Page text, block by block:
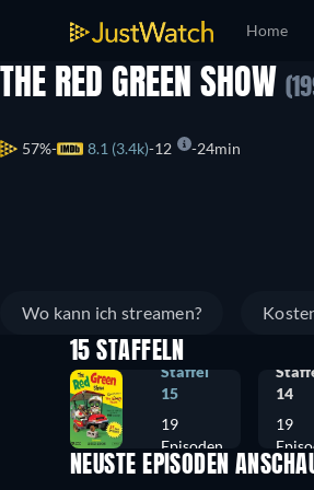
Home
THE RED GREEN SHOW
57% 8.1 (3.4k) 12 24min
Wo kann ich streamen?
15 STAFFELN
Staffel
15
19
Episoden
14
19
NEUSTE EPISODEN